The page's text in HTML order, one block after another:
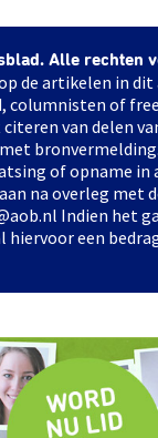
Alle rechten
de artikelen in
columnisten of
van delen
of opname in
na overleg met
Indien het
hiervoor een